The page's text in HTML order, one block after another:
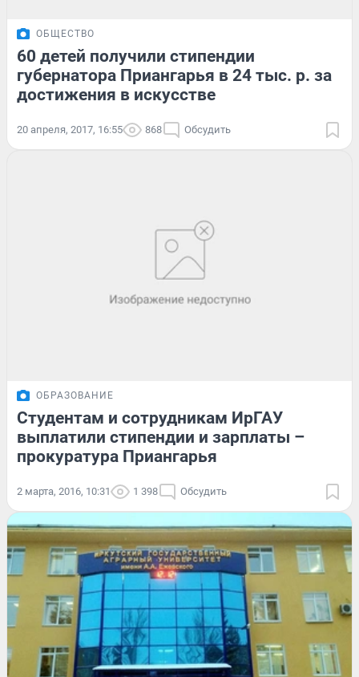
ОБЩЕСТВО
60 детей получили стипендии
губернатора Приангарья в 24 тыс. р. за
достижения в искусстве
20 апреля, 2017, 16:55 868 Обсудить
ОБРАЗОВАНИЕ
Студентам и сотрудникам ИрГАУ
выплатили стипендии и зарплаты –
прокуратура Приангарья
2 марта, 2016, 10:31 1 398 Обсудить